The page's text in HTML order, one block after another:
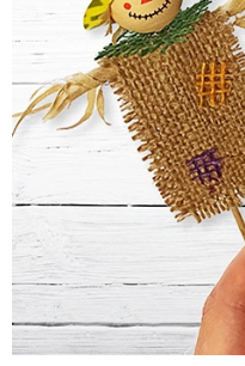
SVATBA
NOVINKY
TIPY NA TVOŘENÍ
Dopravné Kontaktujte nás
Hodnocení obchodu
Podmínky ochrany osobních
Moje objednávka
l
á
n
k
ů